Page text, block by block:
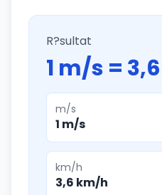
R?sultat
1 m/s =
m/s
1 m/s
km/h
3,6 km/h